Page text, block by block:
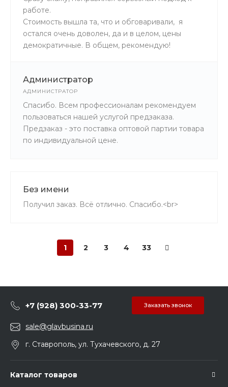
работе.
Стоимость вышла та, что и обговаривали, я
остался очень доволен, да и в целом, цены
демократичные. В общем, рекомендую!
Администратор
АДМИНИСТРАТОР
Спасибо. Всем профессионалам рекомендуем
пользоваться нашей услугой предзаказа.
Предзаказ - это поставка оптовой партии товара
по индивидуальной цене.
Без имени
Получил заказ. Всё отлично. Спасибо.<br>
1 2 3 4 33
+7 (928) 300-33-77 Заказать звонок
sale@glavbusina.ru
г. Ставрополь, ул. Тухачевского, д. 27
Каталог товаров